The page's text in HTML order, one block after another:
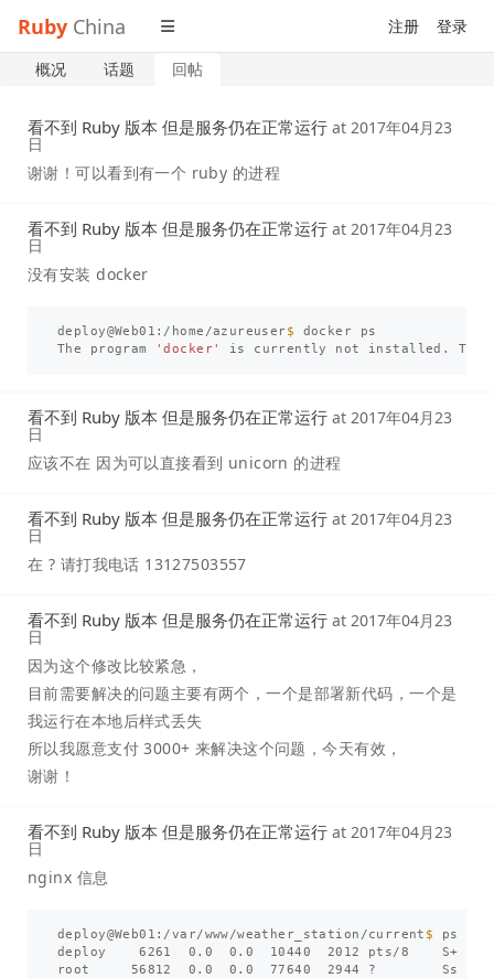
Ruby China 注册 登录
概况 话题 回帖
看不到 Ruby 版本 但是服务仍在正常运行 at 2017年04月23
日
谢谢！可以看到有一个 ruby 的进程
看不到 Ruby 版本 但是服务仍在正常运行 at 2017年04月23
日
没有安装 docker
deploy@Web01:/home/azureuser$ docker ps
The program
'docker' is currently not installed. To
看不到 Ruby 版本 但是服务仍在正常运行 at 2017年04月23
日
应该不在 因为可以直接看到 unicorn 的进程
看不到 Ruby 版本 但是服务仍在正常运行 at 2017年04月23
日
在 ? 请打我电话 13127503557
看不到 Ruby 版本 但是服务仍在正常运行 at 2017年04月23
日
因为这个修改比较紧急，
目前需要解决的问题主要有两个，一个是部署新代码，一个是
我运行在本地后样式丢失
所以我愿意支付 3000+ 来解决这个问题，今天有效，
谢谢！
看不到 Ruby 版本 但是服务仍在正常运行 at 2017年04月23
日
nginx 信息
deploy@Web01:/var/www/weather_station/current $ ps
deploy    6261  0.0  0.0  10440  2012 pts/8    S+
root     56812  0.0  0.0  77640  2944 ?        Ss